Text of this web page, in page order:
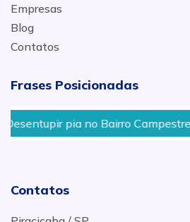
Empresas
Blog
Contatos
Frases Posicionadas
pia no Bairro Campestre em
Contatos